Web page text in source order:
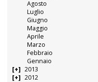
Agosto
Luglio
Giugno
Maggio
Aprile
Marzo
Febbraio
Gennaio
2013
2012